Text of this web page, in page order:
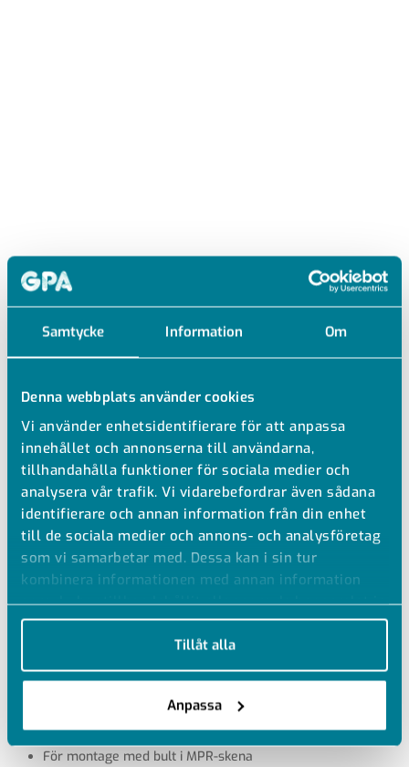
Samtycke Information Om
Denna webbplats använder cookies
Vi använder enhetsidentifierare för att anpassa
innehållet och annonserna till användarna,
tillhandahålla funktioner för sociala medier och
analysera vår trafik. Vi vidarebefordrar även sådana
identifierare och annan information från din enhet
till de sociala medier och annons- och analysföretag
som vi samarbetar med. Dessa kan i sin tur
kombinera informationen med annan information
som du har tillhandahållit eller som de har samlat in
när du har använt deras tjänster.
Tillåt alla
Anpassa
MPR-FJÄDERMUTTER A4
M8-M10 A4
Ytbehandling: Syrafast stål A4
För montage med bult i MPR-skena